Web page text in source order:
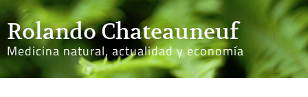
Rolando Chateauneuf
Medicina natural, actualidad y economía